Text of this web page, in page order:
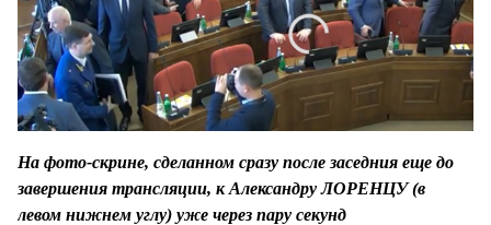
На фото-скрине, сделанном сразу после заседния еще до
завершения трансляции, к Александру ЛОРЕНЦУ (в
левом нижнем углу) уже через пару секунд